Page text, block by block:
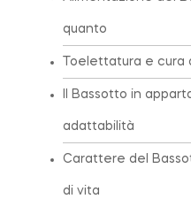
quanto
Toelettatura e cura
Il Bassotto in
adattabilità
Carattere del
di vita